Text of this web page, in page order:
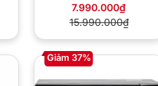
7.990.000₫
15.990.000₫
Giảm 37%